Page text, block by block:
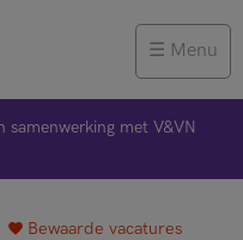
Menu
samenwerking met V&VN
Bewaarde vacatures